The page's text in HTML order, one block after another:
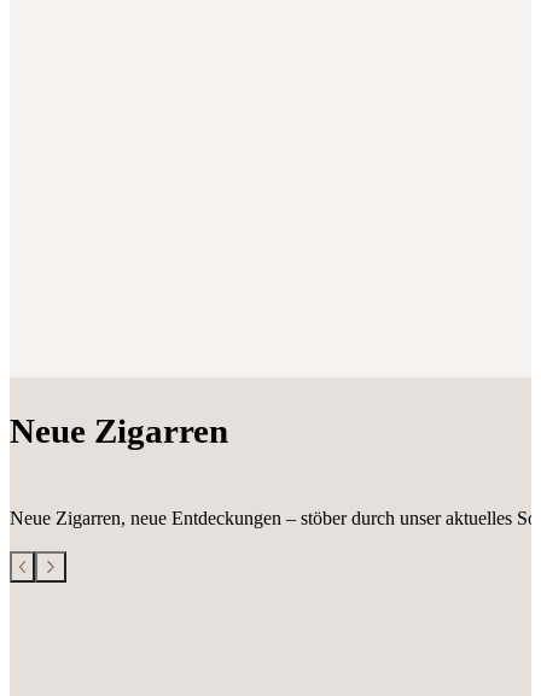
Neue Zigarren
Neue Zigarren, neue Entdeckungen – stöber durch unser aktuelles